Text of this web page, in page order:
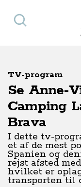
Søg
TV-program
Se Anne-
Camping
Brava
I dette tv-
et af de mest
Spanien og
rejst afsted
hvilket er
transporten til